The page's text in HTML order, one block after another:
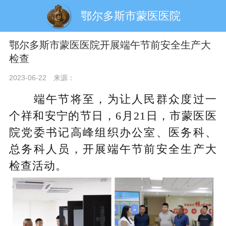
鄂尔多斯市蒙医医院
鄂尔多斯市蒙医医院开展端午节前安全生产大
检查
2023-06-22 来源：
端午节将至，为让人民群众度过一
个祥和安宁的节日，6月21日，市蒙医医
院党委书记高峰组织办公室、医务科、
总务科人员，开展端午节前安全生产大
检查活动。